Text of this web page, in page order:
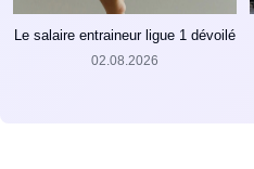
Le salaire entraineur ligue 1 dévoilé
02.08.2026